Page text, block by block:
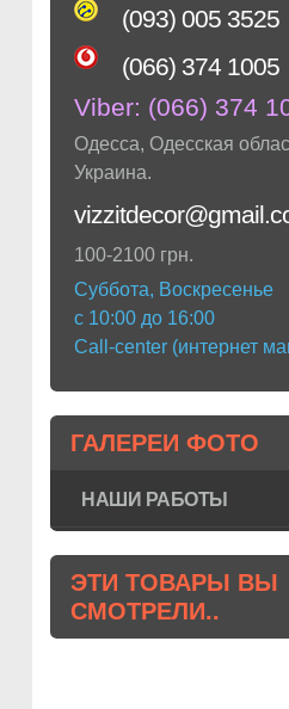
(093) 005 3525
(066) 374 1005
Viber: (066) 374
Одесса, Одесская
Украина.
100-2100 грн.
Суббота, Воскресенье
с 10:00 до 16:00
Call-center (интернет
ГАЛЕРЕИ ФОТО
НАШИ РАБОТЫ
ЭТИ ТОВАРЫ ВЫ
СМОТРЕЛИ..